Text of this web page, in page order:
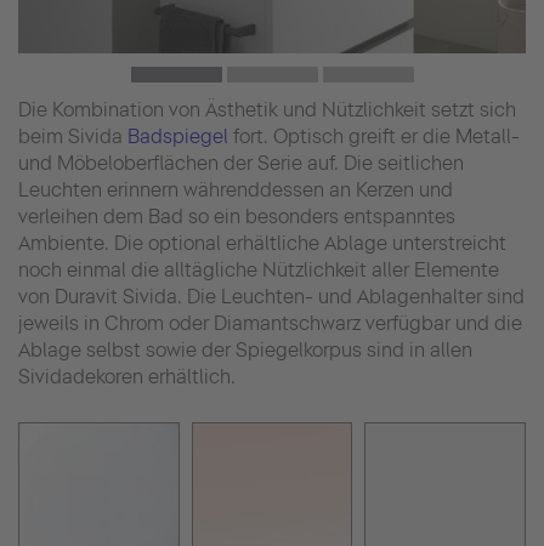
Die Kombination von Ästhetik und Nützlichkeit setzt sich
beim Sivida Badspiegel fort. Optisch greift er die Metall-
und Möbeloberflächen der Serie auf. Die seitlichen
Leuchten erinnern währenddessen an Kerzen und
verleihen dem Bad so ein besonders entspanntes
Ambiente. Die optional erhältliche Ablage unterstreicht
noch einmal die alltägliche Nützlichkeit aller Elemente
von Duravit Sivida. Die Leuchten- und Ablagenhalter sind
jeweils in Chrom oder Diamantschwarz verfügbar und die
Ablage selbst sowie der Spiegelkorpus sind in allen
Sividadekoren erhältlich.